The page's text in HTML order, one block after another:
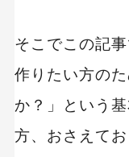
そこでこの記
作りたい方の
か？」という
方、おさえて